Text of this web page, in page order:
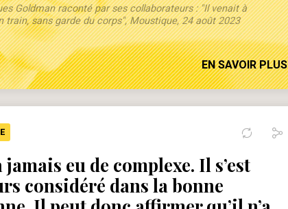
Goldman raconté par ses collaborateurs : "Il venait à
train, sans garde du corps", Moustique, 24 août 2023
EN SAVOIR PLUS
jamais eu de complexe. Il s’est
considéré dans la bonne